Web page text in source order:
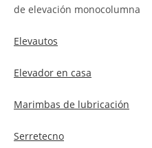
de elevación monocolumna
Elevautos
Elevador en casa
Marimbas de lubricación
Serretecno